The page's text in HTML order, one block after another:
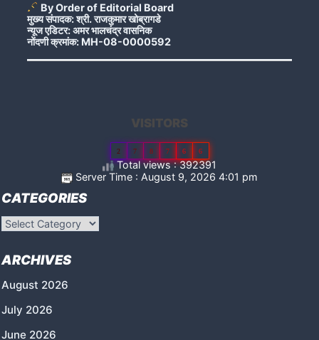
By Order of Editorial Board
मुख्य संपादक: श्री. राजकुमार खोब्रागडे
न्यूज एडिटर: अमर भालचंद्र वासनिक
नोंदणी क्रमांक: MH-08-0000592
VISITORS
2 7 8 7 6 6
Total views : 392391
Server Time : August 9, 2026 4:01 pm
CATEGORIES
Categories
ARCHIVES
August 2026
July 2026
June 2026